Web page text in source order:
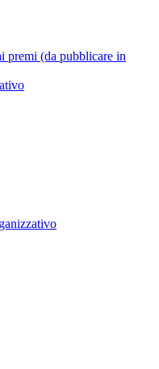
premi (da pubblicare in